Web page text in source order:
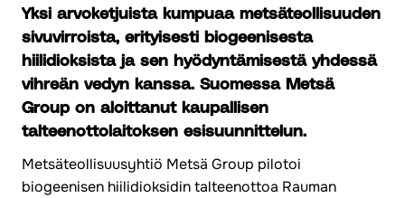
Yksi arvoketjuista kumpuaa metsäteollisuuden
sivuvirroista, erityisesti biogeenisesta
hiilidioksista ja sen hyödyntämisestä yhdessä
vihreän vedyn kanssa. Suomessa Metsä
Group on aloittanut kaupallisen
talteenottolaitoksen esisuunnittelun.
Metsäteollisuusyhtiö Metsä Group pilotoi
biogeenisen hiilidioksidin talteenottoa Rauman